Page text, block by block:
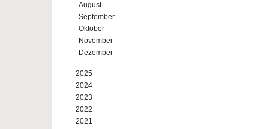
August
September
Oktober
November
Dezember
2025
2024
2023
2022
2021